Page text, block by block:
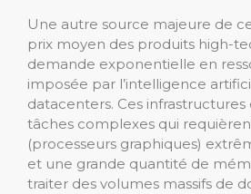
Une autre source majeure de
prix moyen des produits high-
demande exponentielle en
imposée par l’intelligence
datacenters. Ces
tâches complexes qui
(processeurs graphiques)
et une grande quantité de
traiter des volumes massifs de